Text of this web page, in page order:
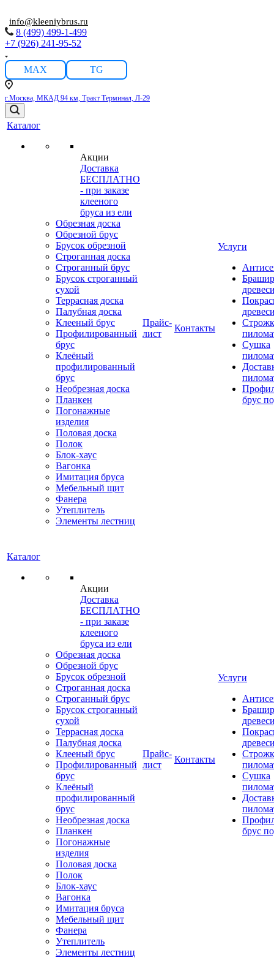
info@kleeniybrus.ru
8 (499) 499-1-499
+7 (926) 241-95-52
MAX TG
г.Москва, МКАД 94 км, Тракт Терминал, Л-29
Каталог
Акции
Доставка
БЕСПЛАТНО
- при заказе
клееного
бруса из ели
Обрезная доска
Обрезной брус
Брусок обрезной
Строганная доска
Строганный брус
Брусок строганный
сухой
Террасная доска
Палубная доска
Клееный брус
Профилированный
брус
Клеёный
профилированный
брус
Необрезная доска
Планкен
Погонажные
изделия
Половая доска
Полок
Блок-хаус
Вагонка
Имитация бруса
Мебельный щит
Фанера
Утеплитель
Элементы лестниц
Прайс-
лист
Контакты
Услуги
Сушка
брус
Каталог
Акции
Доставка
БЕСПЛАТНО
- при заказе
клееного
бруса из ели
Обрезная доска
Обрезной брус
Брусок обрезной
Строганная доска
Строганный брус
Брусок строганный
сухой
Террасная доска
Палубная доска
Клееный брус
Профилированный
брус
Клеёный
профилированный
брус
Необрезная доска
Планкен
Погонажные
изделия
Половая доска
Полок
Блок-хаус
Вагонка
Имитация бруса
Мебельный щит
Фанера
Утеплитель
Элементы лестниц
Прайс-
лист
Контакты
Услуги
Сушка
брус